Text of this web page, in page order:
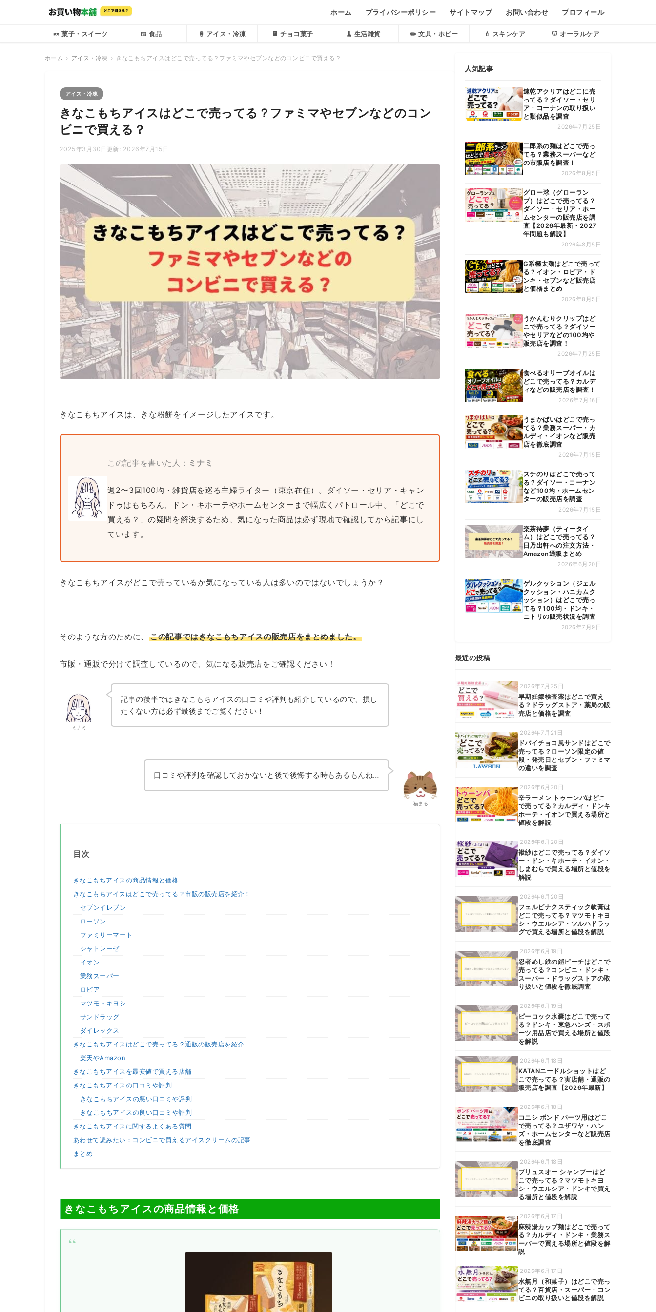
ホーム プライバシーポリシー サイトマップ お問い合わせ プロフィール
🍬 菓子・スイーツ 🍱 食品 🍦 アイス・冷凍 🍫 チョコ菓子 🧹 生活雑貨 ✏️ 文具・ホビー 💄 スキンケア 🦷 オーラルケア
ホーム アイス・冷凍 きなこもちアイスはどこで売ってる？ファミマやセブンなどのコンビニで買える？
アイス・冷凍
きなこもちアイスはどこで売ってる？ファミマやセブンなどのコン
ビニで買える？
2025年3月30日 更新: 2026年7月15日
きなこもちアイスは、きな粉餅をイメージしたアイスです。
この記事を書いた人： ミナミ
週2〜3回100均・雑貨店を巡る主婦ライター（東京在住）。ダイソー・セリア・キャン
ドゥはもちろん、ドン・キホーテやホームセンターまで幅広くパトロール中。「どこで
買える？」の疑問を解決するため、気になった商品は必ず現地で確認してから記事にし
ています。
きなこもちアイスがどこで売っているか気になっている人は多いのではないでしょうか？
そのような方のために、この記事ではきなこもちアイスの販売店をまとめました。
市販・通販で分けて調査しているので、気になる販売店をご確認ください！
ミナミ
記事の後半ではきなこもちアイスの口コミや評判も紹介しているので、損し
たくない方は必ず最後までご覧ください！
猫まる
口コミや評判を確認しておかないと後で後悔する時もあるもんね…
目次
きなこもちアイスの商品情報と価格
きなこもちアイスはどこで売ってる？市販の販売店を紹介！
セブンイレブン
ローソン
ファミリーマート
シャトレーゼ
イオン
業務スーパー
ロピア
マツモトキヨシ
サンドラッグ
ダイレックス
きなこもちアイスはどこで売ってる？通販の販売店を紹介
楽天やAmazon
きなこもちアイスを最安値で買える店舗
きなこもちアイスの口コミや評判
きなこもちアイスの悪い口コミや評判
きなこもちアイスの良い口コミや評判
きなこもちアイスに関するよくある質問
あわせて読みたい：コンビニで買えるアイスクリームの記事
まとめ
きなこもちアイスの商品情報と価格
人気記事
速乾アクリアはどこに売
ってる？ダイソー・セリ
ア・コーナンの取り扱い
と類似品を調査
2026年7月25日
二郎系の麺はどこで売っ
てる？業務スーパーなど
の市販店を調査！
2026年8月5日
グロー球（グローラン
プ）はどこで売ってる？
ダイソー・セリア・ホー
ムセンターの販売店を調
査【2026年最新・2027
年問題も解説】
2026年8月5日
G系極太麺はどこで売って
る？イオン・ロピア・ド
ンキ・セブンなど販売店
と価格まとめ
2026年8月5日
うかんむりクリップはど
こで売ってる？ダイソー
やセリアなどの100均や
販売店を調査！
2026年7月25日
食べるオリーブオイルは
どこで売ってる？カルデ
ィなどの販売店を調査！
2026年7月16日
うまかばいはどこで売っ
てる？業務スーパー・カ
ルディ・イオンなど販売
店を徹底調査
2026年7月15日
スチのりはどこで売って
る？ダイソー・コーナン
など100均・ホームセン
ターの販売店を調査
2026年7月15日
楽茶待夢（ティータイ
ム）はどこで売ってる？
日乃出軒への注文方法・
Amazon通販まとめ
2026年6月20日
ゲルクッション（ジェル
クッション・ハニカムク
ッション）はどこで売っ
てる？100均・ドンキ・
ニトリの販売状況を調査
2026年7月9日
最近の投稿
2026年7月25日
早期妊娠検査薬はどこで買え
る？ドラッグストア・薬局の販
売店と価格を調査
2026年7月21日
ドバイチョコ風サンドはどこで
売ってる？ローソン限定の値
段・発売日とセブン・ファミマ
の違いを調査
2026年6月20日
辛ラーメン トゥーンバはどこ
で売ってる？カルディ・ドンキ
ホーテ・イオンで買える場所と
値段を解説
2026年6月20日
袱紗はどこで売ってる？ダイソ
ー・ドン・キホーテ・イオン・
しまむらで買える場所と値段を
解説
2026年6月20日
フェルビナクスティック軟膏は
どこで売ってる？マツモトキヨ
シ・ウエルシア・ツルハドラッ
グで買える場所と値段を解説
2026年6月19日
忍者めし鉄の鎧ピーチはどこで
売ってる？コンビニ・ドンキ・
スーパー・ドラッグストアの取
り扱いと値段を徹底調査
2026年6月19日
ピーコック氷嚢はどこで売って
る？ドンキ・東急ハンズ・スポ
ーツ用品店で買える場所と値段
を解説
2026年6月18日
KATANニードルショットはど
こで売ってる？実店舗・通販の
販売店を調査【2026年最新】
2026年6月18日
コニシ ボンド パーツ用はどこ
で売ってる？ユザワヤ・ハン
ズ・ホームセンターなど販売店
を徹底調査
2026年6月18日
プリュスオー シャンプーはど
こで売ってる？マツモトキヨ
シ・ウエルシア・ドンキで買え
る場所と値段を解説
2026年6月17日
麻辣湯カップ麺はどこで売って
る？カルディ・ドンキ・業務ス
ーパーで買える場所と値段を解
説
2026年6月17日
水無月（和菓子）はどこで売っ
てる？百貨店・スーパー・コン
ビニの取り扱いと値段を解説